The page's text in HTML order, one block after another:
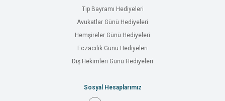
Tıp Bayramı Hediyeleri
Avukatlar Günü Hediyeleri
Hemşireler Günü Hediyeleri
Eczacılık Günü Hediyeleri
Diş Hekimleri Günü Hediyeleri
Sosyal Hesaplarımız